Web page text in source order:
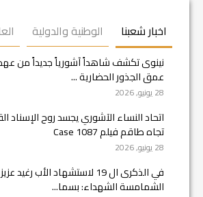
اخبار شعبنا الوطنية والدولية
نينوى تكشف شاهداً آشورياً جديداً من
عمق الجذور الحضارية ...
28 يونيو, 2026
اتحاد النساء الآشوري يجسد روح الإسناد
تجاه طاقم فيلم Case 1087
28 يونيو, 2026
في الذكرى ال 19 لاستشهاد الأب
الشمامسة الشهداء: بسما...